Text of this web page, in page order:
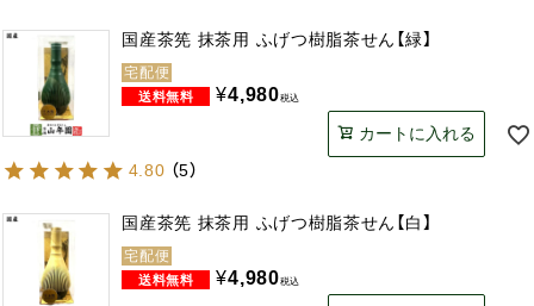
国産茶筅 抹茶用 ふげつ樹脂茶せん【緑】
宅配便
¥4,980税込
カートに入れる
4.80 （5）
国産茶筅 抹茶用 ふげつ樹脂茶せん【白】
宅配便
¥4,980税込